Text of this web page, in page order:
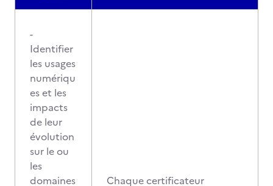
-
Identifier
les usages
numériqu
es et les
impacts
de leur
évolution
sur le ou
les
domaines
Chaque certificateur